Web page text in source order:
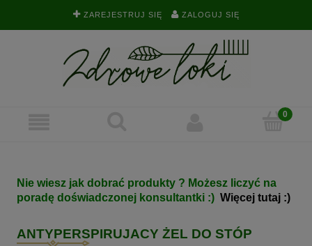
ZAREJESTRUJ SIĘ ZALOGUJ SIĘ
Nie wiesz jak dobrać produkty ? Możesz liczyć na
poradę doświadczonej konsultantki :) Więcej tutaj :)
ANTYPERSPIRUJACY ŻEL DO STÓP